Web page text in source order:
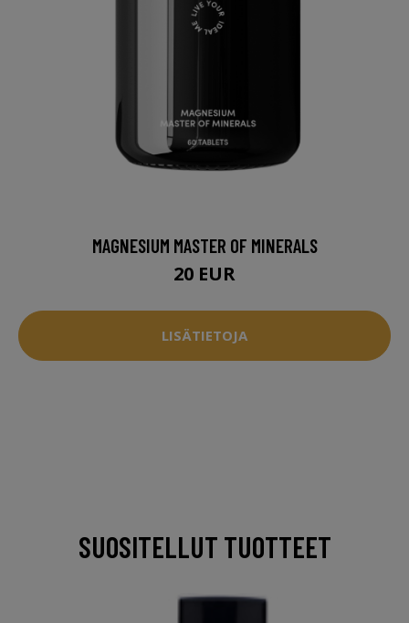
MAGNESIUM MASTER OF MINERALS
20 EUR
LISÄTIETOJA
SUOSITELLUT TUOTTEET